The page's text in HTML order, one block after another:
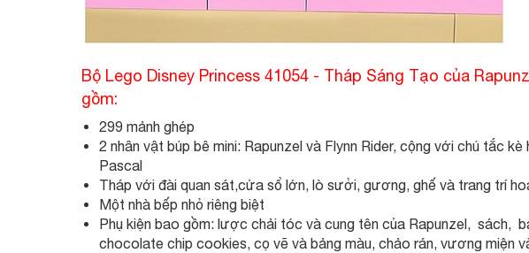
Bộ Lego Disney Princess 41054 - Tháp Sáng Tạo của
gồm:
299 mảnh ghép
2 nhân vật búp bê mini: Rapunzel và Flynn Rider, cộng với chú tắc kè
Pascal
Tháp với đài quan sát,cửa sổ lớn, lò sưởi, gương, ghế và trang trí
Một nhà bếp nhỏ riêng biệt
Phụ kiện bao gồm: lược chải tóc và cung tên của Rapunzel, sách,
chocolate chip cookies, cọ vẽ và bảng màu, chảo rán, vương miện